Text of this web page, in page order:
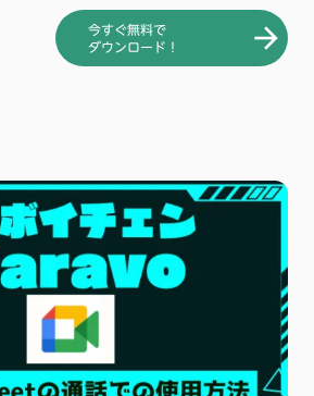
今すぐ無料で
ダウンロード！ arrow_forward